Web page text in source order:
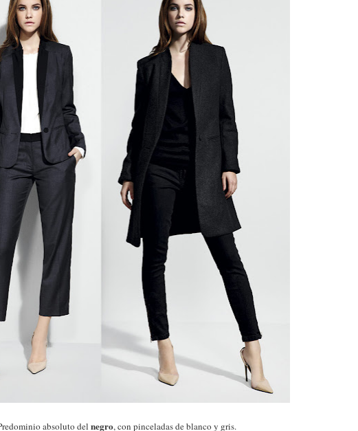
absoluto del negro, con pinceladas de blanco y gris.